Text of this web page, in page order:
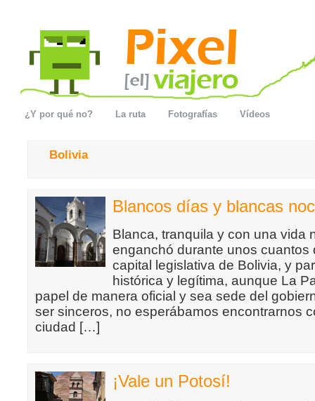
¿Y por qué no? La ruta Fotografías Vídeos
Bolivia
Blancos días y blancas
Blanca, tranquila y con una vida
enganchó durante unos cuantos
capital legislativa de Bolivia, y
histórica y legítima, aunque La
papel de manera oficial y sea sede del
ser sinceros, no esperábamos encontrarnos
ciudad […]
¡Vale un Potosí!